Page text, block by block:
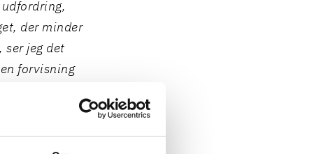
udfordring,
der minder
ser jeg det
forvisning